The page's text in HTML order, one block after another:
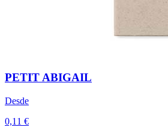
PETIT ABIGAIL
Desde
0,11 €